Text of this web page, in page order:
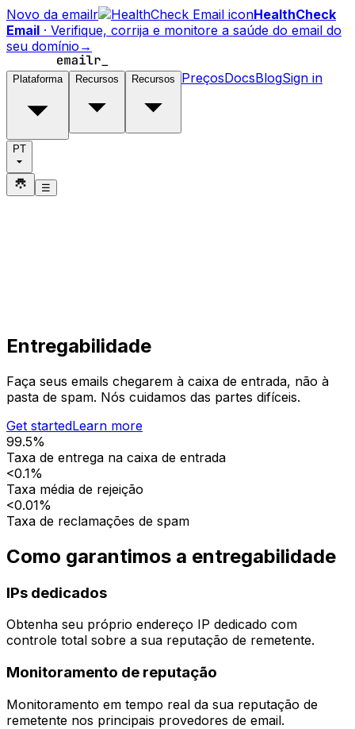
Novo da emailr
HealthCheck
Email · Verifique, corrija e monitore a saúde do email do
seu domínio →
Plataforma Recursos Recursos PreçosDocsBlogSign in
PT
☰
Entregabilidade
Faça seus emails chegarem à caixa de entrada, não à
pasta de spam. Nós cuidamos das partes difíceis.
Get startedLearn more
99.5%
Taxa de entrega na caixa de entrada
<0.1%
Taxa média de rejeição
<0.01%
Taxa de reclamações de spam
Como garantimos a entregabilidade
IPs dedicados
Obtenha seu próprio endereço IP dedicado com
controle total sobre a sua reputação de remetente.
Monitoramento de reputação
Monitoramento em tempo real da sua reputação de
remetente nos principais provedores de email.